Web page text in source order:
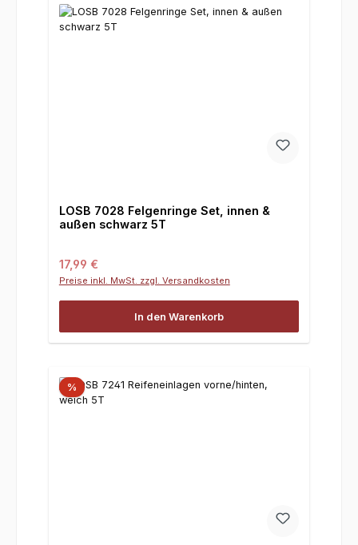
LOSB 7028 Felgenringe Set, innen &
außen schwarz 5T
Regulärer Preis:
17,99 €
Preise inkl. MwSt. zzgl. Versandkosten
In den Warenkorb
%